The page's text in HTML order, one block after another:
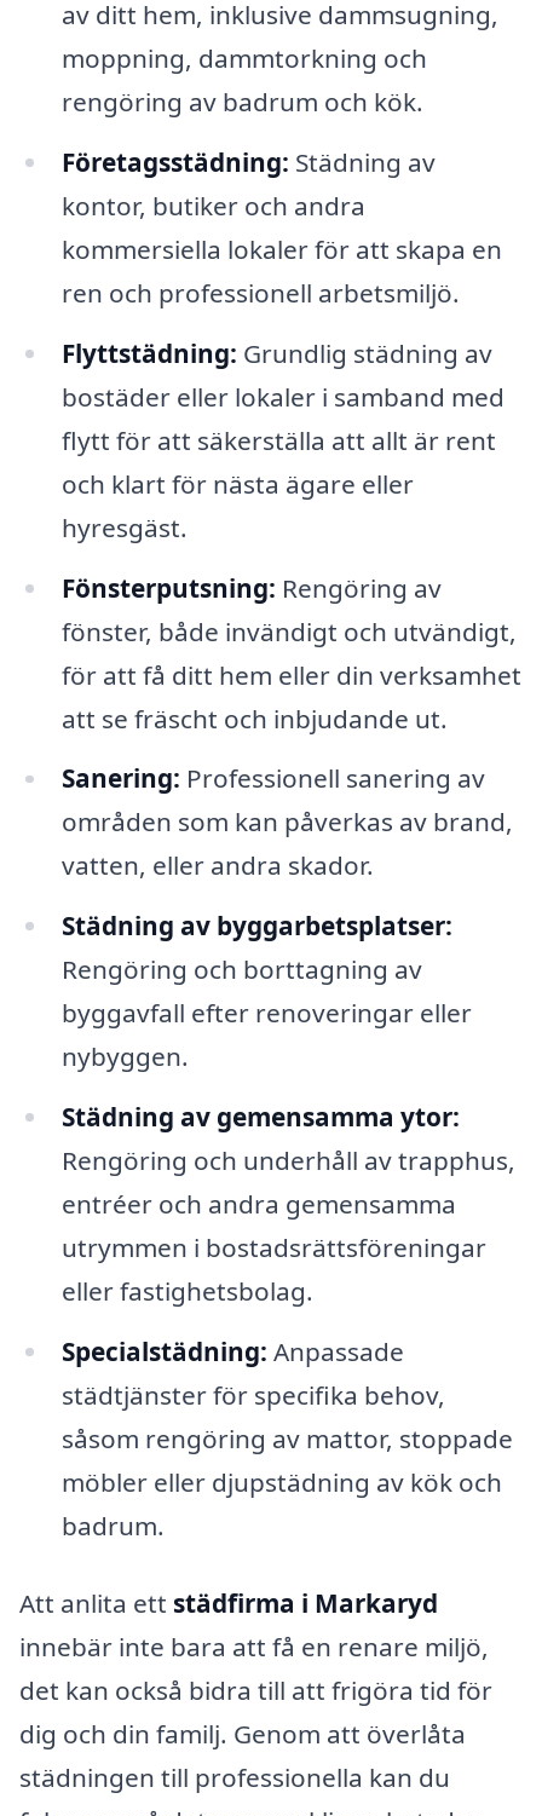
av ditt hem, inklusive dammsugning,
moppning, dammtorkning och
rengöring av badrum och kök.
Företagsstädning: Städning av
kontor, butiker och andra
kommersiella lokaler för att skapa en
ren och professionell arbetsmiljö.
Flyttstädning: Grundlig städning av
bostäder eller lokaler i samband med
flytt för att säkerställa att allt är rent
och klart för nästa ägare eller
hyresgäst.
Fönsterputsning: Rengöring av
fönster, både invändigt och utvändigt,
för att få ditt hem eller din verksamhet
att se fräscht och inbjudande ut.
Sanering: Professionell sanering av
områden som kan påverkas av brand,
vatten, eller andra skador.
Städning av byggarbetsplatser:
Rengöring och borttagning av
byggavfall efter renoveringar eller
nybyggen.
Städning av gemensamma ytor:
Rengöring och underhåll av trapphus,
entréer och andra gemensamma
utrymmen i bostadsrättsföreningar
eller fastighetsbolag.
Specialstädning: Anpassade
städtjänster för specifika behov,
såsom rengöring av mattor, stoppade
möbler eller djupstädning av kök och
badrum.
Att anlita ett städfirma i Markaryd
innebär inte bara att få en renare miljö,
det kan också bidra till att frigöra tid för
dig och din familj. Genom att överlåta
städningen till professionella kan du